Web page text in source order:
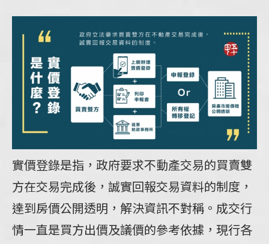
實價登錄是指，政府要求不動產交易的買賣雙
方在交易完成後，誠實回報交易資料的制度，
達到房價公開透明，解決資訊不對稱。成交行
情一直是買方出價及議價的參考依據，現行各